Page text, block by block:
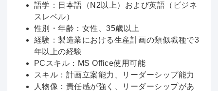
語学：日本語（N2以上）および英語（ビジネ
スレベル）
性別・年齢：女性、35歳以上
経験：製造業における生産計画の類似職種で3
年以上の経験
PCスキル：MS Office使用可能
スキル：計画立案能力、リーダーシップ能力
人物像：責任感が強く、リーダーシップがあ